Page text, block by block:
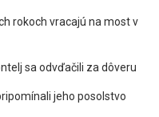
rokoch vracajú na most v
sa odvďačili za dôveru
jeho posolstvo